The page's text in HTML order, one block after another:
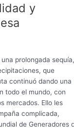
y
prolongada sequía,
que
continuó dando una
todo el mundo, con
mercados. Ello les
complicada,
de Generadores